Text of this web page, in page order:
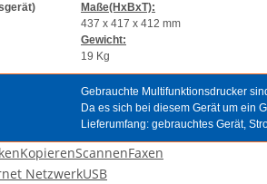
Maße(HxBxT):
437 x 417 x 412 mm
Gewicht:
19 Kg
Gebrauchte Multifunktionsdrucker
Da es sich bei diesem Gerät um ein
Lieferumfang: gebrauchtes Gerät,
KopierenScannenFaxen
NetzwerkUSB